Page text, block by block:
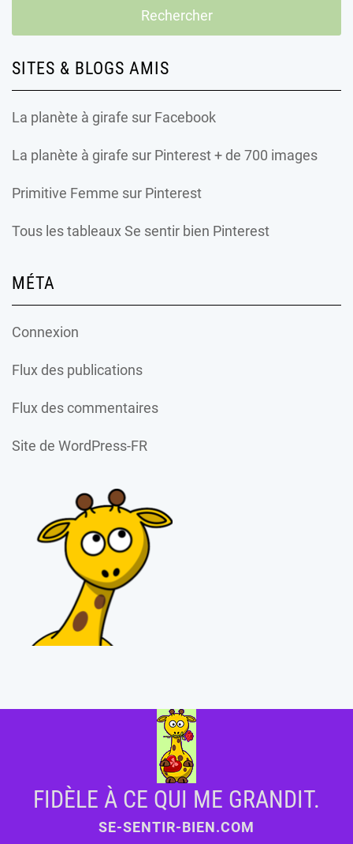
SITES & BLOGS AMIS
La planète à girafe sur Facebook
La planète à girafe sur Pinterest + de 700 images
Primitive Femme sur Pinterest
Tous les tableaux Se sentir bien Pinterest
MÉTA
Connexion
Flux des publications
Flux des commentaires
Site de WordPress-FR
FIDÈLE À CE QUI ME GRANDIT.
SE-SENTIR-BIEN.COM